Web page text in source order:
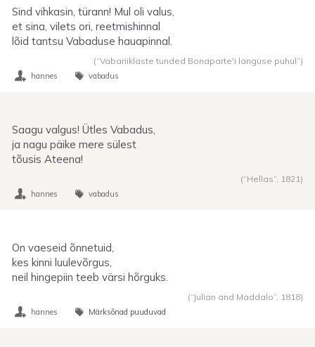
Sind vihkasin, türann! Mul oli valus,
et sina, vilets ori, reetmishinnal
lõid tantsu Vabaduse hauapinnal.
(“Vabariiklaste tunded Bonaparte'i languse puhul”)
hannes vabadus
Saagu valgus! Ütles Vabadus,
ja nagu päike mere sülest
tõusis Ateena!
(“Hellas”, 1821 )
hannes vabadus
On vaeseid õnnetuid,
kes kinni luulevõrgus,
neil hingepiin teeb värsi hõrguks.
(“Julian and Maddalo”, 1818)
hannes Märksõnad puuduvad